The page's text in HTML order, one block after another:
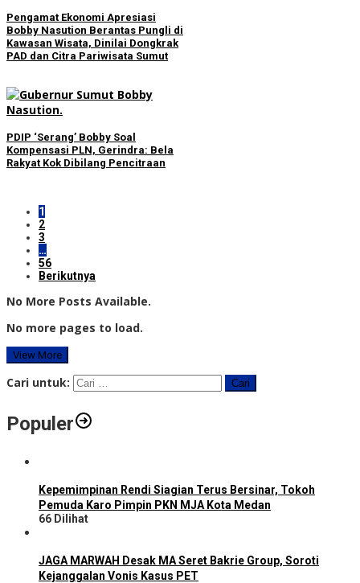
Pengamat Ekonomi Apresiasi
Bobby Nasution Berantas Pungli di
Kawasan Wisata, Dinilai Dongkrak
PAD dan Citra Pariwisata Sumut
PDIP ‘Serang’ Bobby Soal
Kompensasi PLN, Gerindra: Bela
Rakyat Kok Dibilang Pencitraan
1
2
3
…
56
Berikutnya
No More Posts Available.
No more pages to load.
View More
Cari untuk:
Populer
Kepemimpinan Rendi Siagian Terus Bersinar, Tokoh
Pemuda Karo Pimpin PKN MJA Kota Medan
66 Dilihat
JAGA MARWAH Desak MA Seret Bakrie Group, Soroti
Kejanggalan Vonis Kasus PET